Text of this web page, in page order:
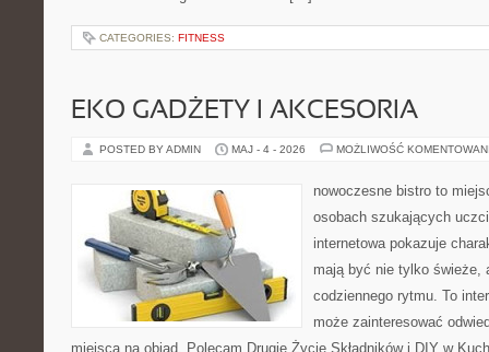
CATEGORIES: FITNESS
EKO GADŻETY I AKCESORIA
POSTED BY ADMIN MAJ - 4 - 2026 MOŻLIWOŚĆ
nowoczesne bistro to
osobach szukających
internetowa pokazuje
mają być nie tylko świeże,
codziennego rytmu. To
może zainteresować
miejsca na obiad. Polecam Drugie Życie Składników i DIY w